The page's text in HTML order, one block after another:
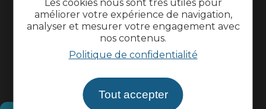
Les cookies nous sont très utiles pour
améliorer votre expérience de navigation,
analyser et mesurer votre engagement avec
nos contenus.
Politique de confidentialité
Tout accepter